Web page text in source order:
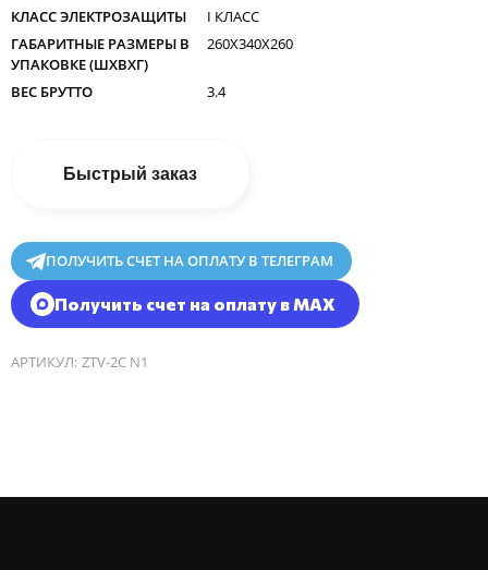
КЛАСС ЭЛЕКТРОЗАЩИТЫ
I КЛАСС
ГАБАРИТНЫЕ РАЗМЕРЫ В
УПАКОВКЕ (ШXВXГ)
260X340X260
ВЕС БРУТТО 3.4
Быстрый заказ
ПОЛУЧИТЬ СЧЕТ НА ОПЛАТУ В ТЕЛЕГРАМ
Получить счет на оплату в MAX
АРТИКУЛ: ZTV-2C N1